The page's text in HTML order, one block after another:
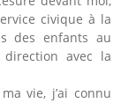
civique à la
des enfants au
avec la
vie, j’ai connu